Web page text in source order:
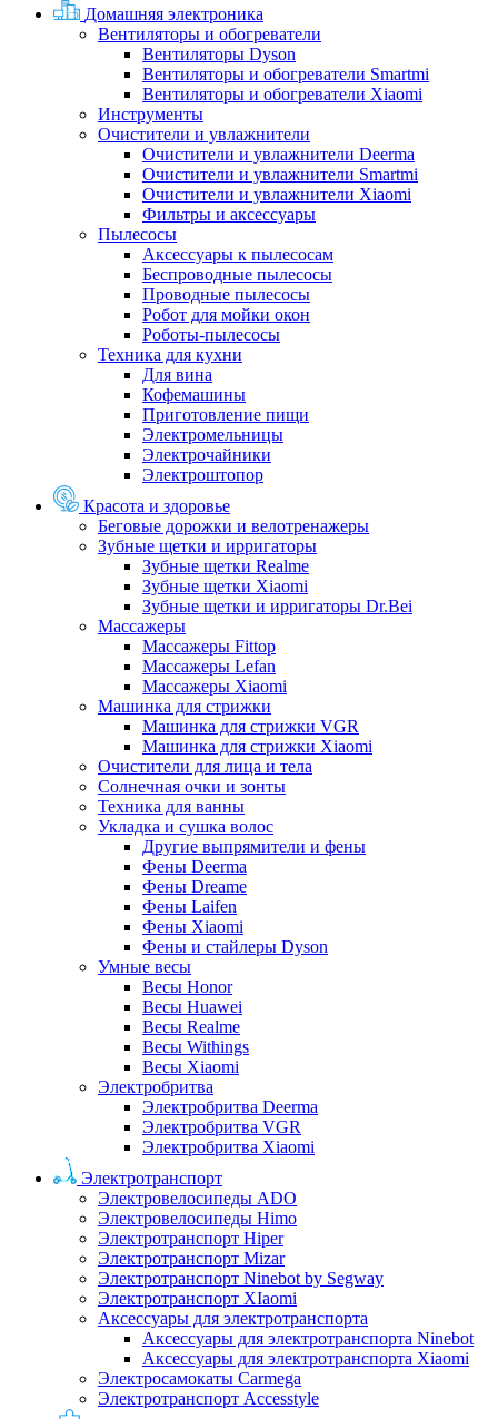
Домашняя электроника
Вентиляторы и обогреватели
Вентиляторы Dyson
Вентиляторы и обогреватели Smartmi
Вентиляторы и обогреватели Xiaomi
Инструменты
Очистители и увлажнители
Очистители и увлажнители Deerma
Очистители и увлажнители Smartmi
Очистители и увлажнители Xiaomi
Фильтры и аксессуары
Пылесосы
Аксессуары к пылесосам
Беспроводные пылесосы
Проводные пылесосы
Робот для мойки окон
Роботы-пылесосы
Техника для кухни
Для вина
Кофемашины
Приготовление пищи
Электромельницы
Электрочайники
Электроштопор
Красота и здоровье
Беговые дорожки и велотренажеры
Зубные щетки и ирригаторы
Зубные щетки Realme
Зубные щетки Xiaomi
Зубные щетки и ирригаторы Dr.Bei
Массажеры
Массажеры Fittop
Массажеры Lefan
Массажеры Xiaomi
Машинка для стрижки
Машинка для стрижки VGR
Машинка для стрижки Xiaomi
Очистители для лица и тела
Солнечная очки и зонты
Техника для ванны
Укладка и сушка волос
Другие выпрямители и фены
Фены Deerma
Фены Dreame
Фены Laifen
Фены Xiaomi
Фены и стайлеры Dyson
Умные весы
Весы Honor
Весы Huawei
Весы Realme
Весы Withings
Весы Xiaomi
Электробритва
Электробритва Deerma
Электробритва VGR
Электробритва Xiaomi
Электротранспорт
Электровелосипеды ADO
Электровелосипеды Himo
Электротранспорт Hiper
Электротранспорт Mizar
Электротранспорт Ninebot by Segway
Электротранспорт XIaomi
Аксессуары для электротранспорта
Аксессуары для электротранспорта Ninebot
Аксессуары для электротранспорта Xiaomi
Электросамокаты Carmega
Электротранспорт Accesstyle